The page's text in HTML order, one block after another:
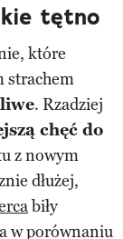
tętno
które
strachem
. Rzadziej
chęć do
z nowym
dłużej,
biły
w porównaniu